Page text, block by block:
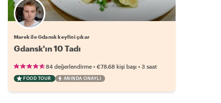
Marek ile Gdansk keyfini çıkar
Gdansk'ın 10 Tadı
84 değerlendirme • €78.68 kişi başı • 3 saat
FOOD TOUR ANINDA ONAYLI